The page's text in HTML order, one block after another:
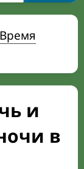
Время
и
в